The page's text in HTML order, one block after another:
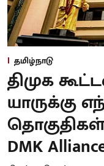
தமிழ்நாடு
திமுக
யாருக்கு
DMK